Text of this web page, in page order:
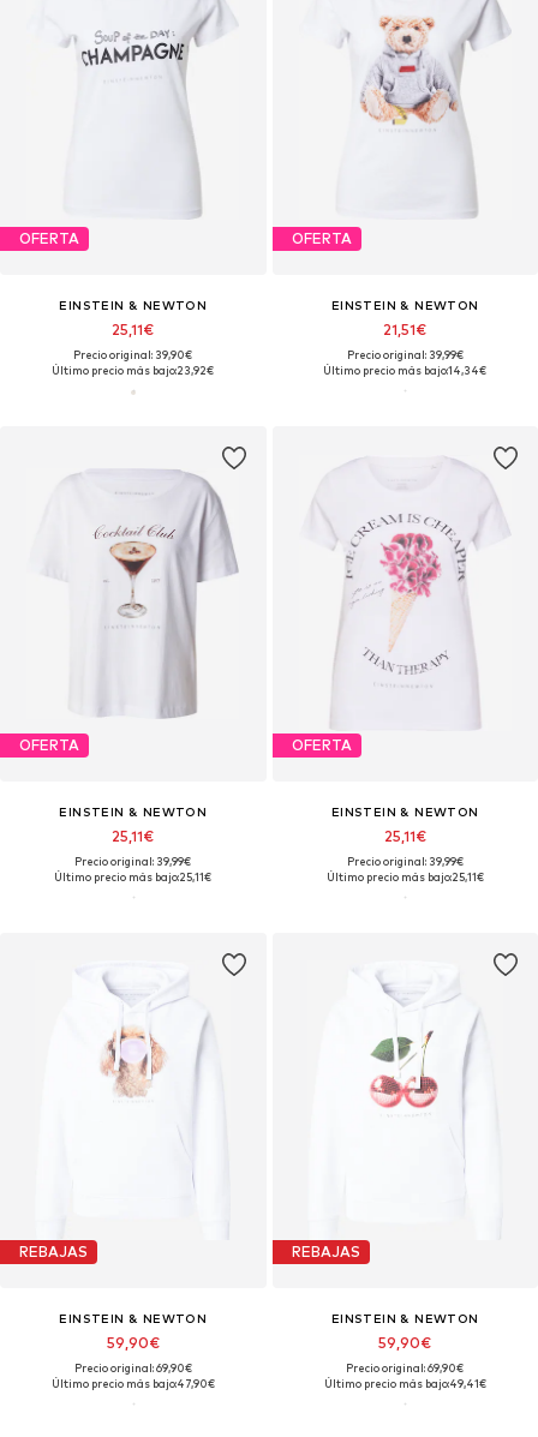
OFERTA
EINSTEIN & NEWTON
25,11€
Precio original: 39,90€
Último precio más bajo:23,92€
OFERTA
EINSTEIN & NEWTON
21,51€
Precio original: 39,99€
Último precio más bajo:14,34€
OFERTA
EINSTEIN & NEWTON
25,11€
Precio original: 39,99€
Último precio más bajo:25,11€
OFERTA
EINSTEIN & NEWTON
25,11€
Precio original: 39,99€
Último precio más bajo:25,11€
REBAJAS
EINSTEIN & NEWTON
59,90€
Precio original: 69,90€
Último precio más bajo:47,90€
REBAJAS
EINSTEIN & NEWTON
59,90€
Precio original: 69,90€
Último precio más bajo:49,41€